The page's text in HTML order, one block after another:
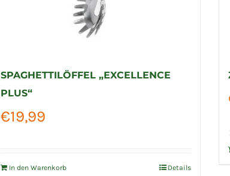
SPAGHETTILÖFFEL „EXCELLENCE
PLUS“
€19,99
In den Warenkorb Details